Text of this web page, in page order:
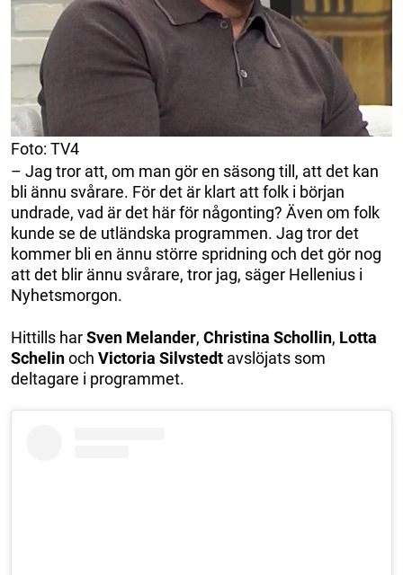
Foto: TV4
– Jag tror att, om man gör en säsong till, att det kan
bli ännu svårare. För det är klart att folk i början
undrade, vad är det här för någonting? Även om folk
kunde se de utländska programmen. Jag tror det
kommer bli en ännu större spridning och det gör nog
att det blir ännu svårare, tror jag, säger Hellenius i
Nyhetsmorgon.
Hittills harSven Melander, Christina Schollin, Lotta
Schelinoch Victoria Silvstedt avslöjats som
deltagare i programmet.